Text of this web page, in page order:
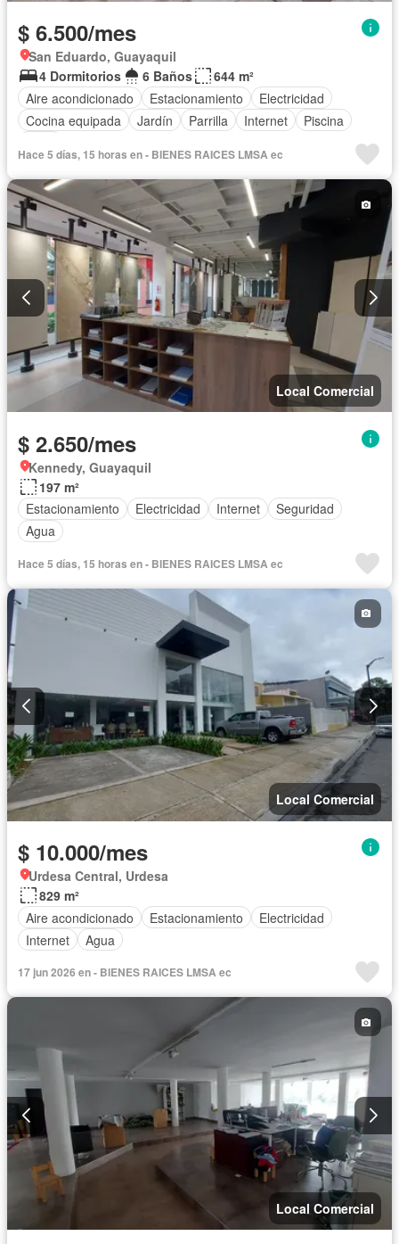
$ 6.500/mes
San Eduardo, Guayaquil
4 Dormitorios
6 Baños
644 m²
Aire acondicionado
Estacionamiento
Electricidad
Cocina equipada
Jardín Parrilla Internet
Piscina
Hace 5 días, 15 horas en - BIENES RAICES LMSA ec
Local Comercial
$ 2.650/mes
Kennedy, Guayaquil
197 m²
Estacionamiento
Electricidad Internet
Seguridad
Agua
Hace 5 días, 15 horas en - BIENES RAICES LMSA ec
Local Comercial
$ 10.000/mes
Urdesa Central, Urdesa
829 m²
Aire acondicionado
Estacionamiento
Electricidad
Internet
Agua
17 jun 2026 en - BIENES RAICES LMSA ec
Local Comercial